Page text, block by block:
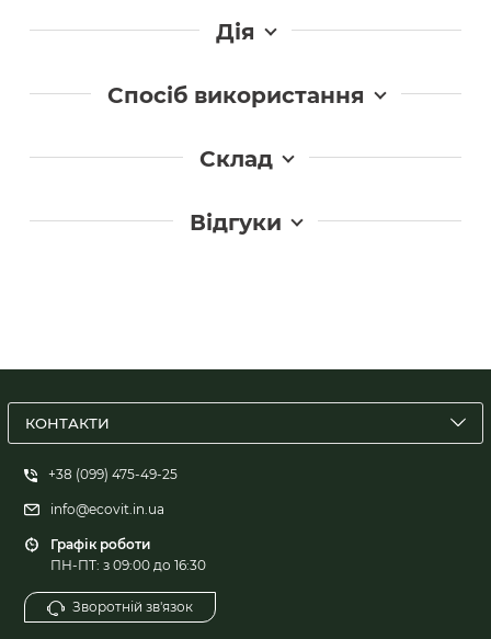
Дія
Спосіб використання
Склад
Відгуки
КОНТАКТИ
+38 (099) 475-49-25
info@ecovit.in.ua
Графік роботи
ПН-ПТ: з 09:00 до 16:30
Зворотній зв'язок